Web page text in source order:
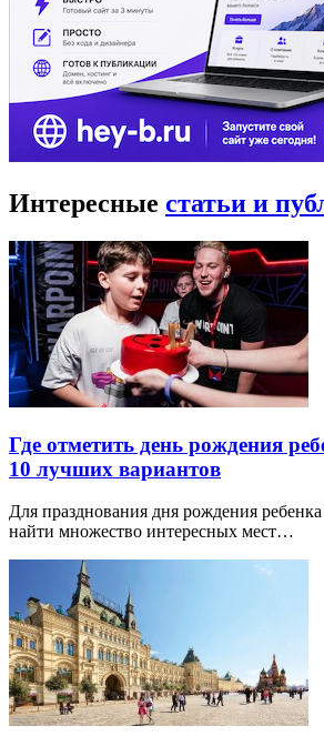
Интересные статьи и
Где отметить день рождения
10 лучших вариантов
Для празднования дня рождения
найти множество интересных мест…